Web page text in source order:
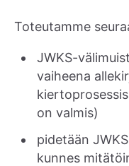
Toteutamme
JWKS-
vaiheena
on valmis)
pidetään
kunnes